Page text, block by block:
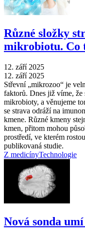
Různé složky
mikrobiotu. Co
12. září 2025
12. září 2025
Střevní „mikrozoo“ je
faktorů. Dnes již víme,
mikrobioty, a věnujeme
se strava odráží na
kmene. Různé kmeny
kmen, přitom mohou
prostředí, ve kterém
publikovaná studie.
Z medicínyTechnologie
Nová sonda